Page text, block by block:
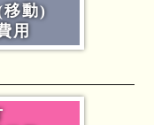
移動)
用